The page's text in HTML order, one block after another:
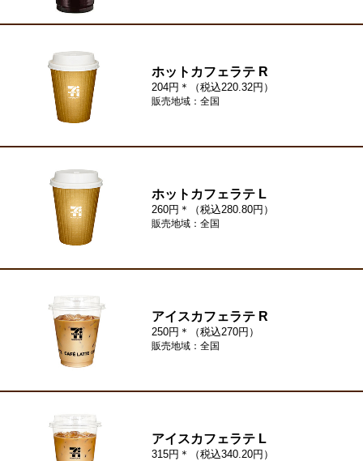
ホットカフェラテ R
204円＊（税込220.32円）
販売地域：全国
ホットカフェラテ L
260円＊（税込280.80円）
販売地域：全国
アイスカフェラテ R
250円＊（税込270円）
販売地域：全国
アイスカフェラテ L
315円＊（税込340.20円）